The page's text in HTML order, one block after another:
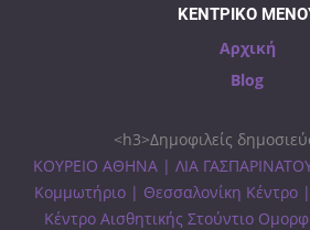
ΚΕΝΤΡΙΚΟ
Αρχική
Blog
<h3>Δημοφιλείς
ΚΟΥΡΕΙΟ ΑΘΗΝΑ | ΛΙΑ ΓΑΣΠΑΡΙΝΑΤΟΥ
Κομμωτήριο | Θεσσαλονίκη Κέντρο
Κέντρο Αισθητικής Στούντιο